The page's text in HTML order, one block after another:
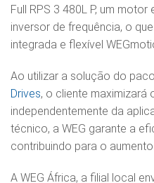
Full RPS 3 480L P, um
inversor de frequência, o
integrada e flexível
Ao utilizar a solução do
Drives, o cliente maximizará
independentemente da
técnico, a WEG garante a
contribuindo para o
A WEG África, a filial local